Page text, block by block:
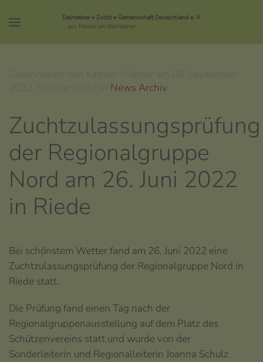
Dalmatiner • Zucht • Gemeinschaft Deutschland e. V.
... aus Freude am Dalmatiner
News Archiv
Zuchtzulassungsprüfung
der Regionalgruppe
Nord am 26. Juni 2022
in Riede
Bei schönstem Wetter fand am 26. Juni 2022 eine
Zuchtzulassungsprüfung der Regionalgruppe Nord in
Riede statt.
Die Prüfung fand einen Tag nach der
Regionalgruppenausstellung auf dem Platz des
Schützenvereins statt und wurde von der
Sonderleiterin und Regionalleiterin Joanna Schulz